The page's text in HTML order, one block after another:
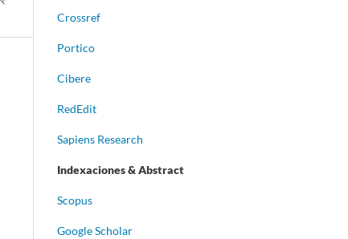
Crossref
Portico
Cibere
RedEdit
Sapiens Research
Indexaciones & Abstract
Scopus
Google Scholar